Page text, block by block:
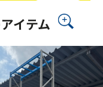
イテム